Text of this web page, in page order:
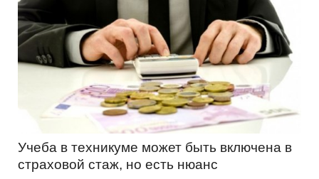
Учеба в техникуме может быть включена в
страховой стаж, но есть нюанс